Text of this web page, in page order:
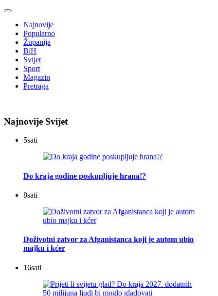
Najnovije
Popularno
Županija
BiH
Svijet
Sport
Magazin
Pretraga
Najnovije Svijet
5sati
Do kraja godine poskupljuje hrana!?
8sati
Doživotni zatvor za Afganistanca koji je autom ubio
majku i kćer
16sati